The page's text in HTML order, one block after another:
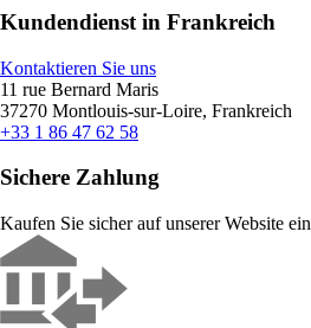
Kundendienst in Frankreich
Kontaktieren Sie uns
11 rue Bernard Maris
37270 Montlouis-sur-Loire, Frankreich
+33 1 86 47 62 58
Sichere Zahlung
Kaufen Sie sicher auf unserer Website ein